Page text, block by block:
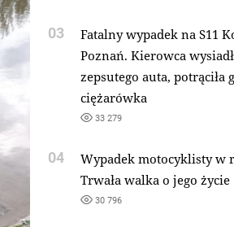
03
Fatalny wypadek na S11
Poznań. Kierowca
zepsutego auta, potrąciła
ciężarówka
33 279
04
Wypadek motocyklisty w
Trwała walka o jego życie
30 796